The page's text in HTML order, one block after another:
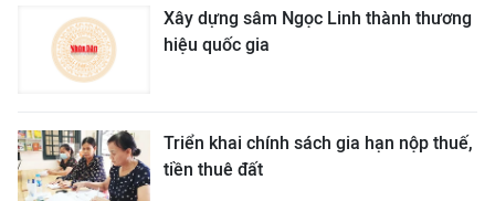
Xây dựng sâm Ngọc Linh thành thương
hiệu quốc gia
Triển khai chính sách gia hạn nộp thuế,
tiền thuê đất